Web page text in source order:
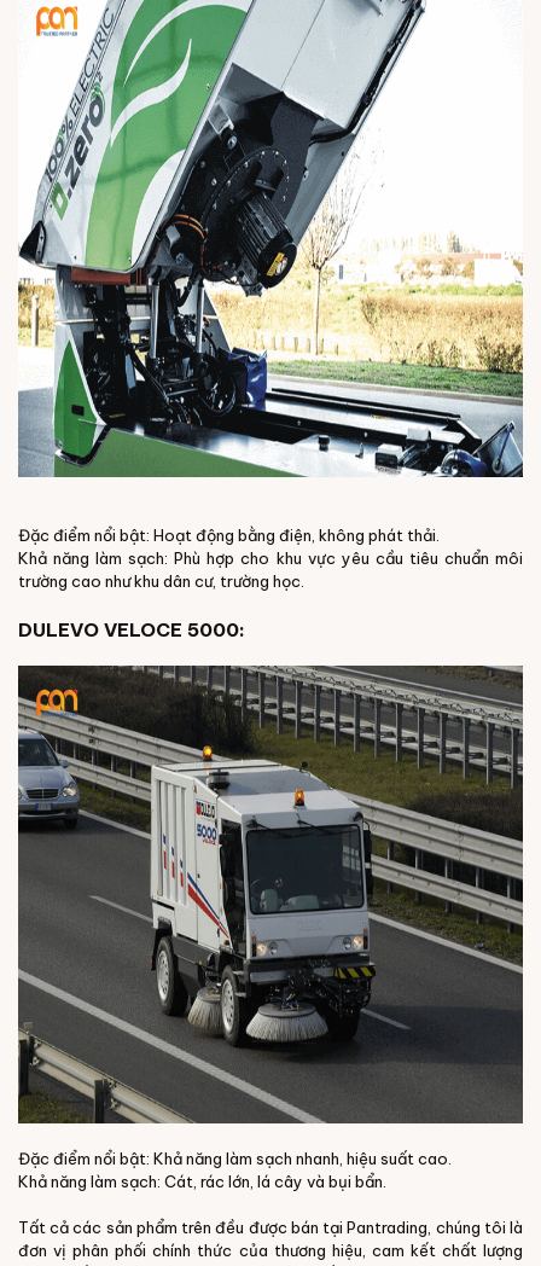
Đặc điểm nổi bật: Hoạt động bằng điện, không phát thải.
Khả năng làm sạch: Phù hợp cho khu vực yêu cầu tiêu chuẩn môi
trường cao như khu dân cư, trường học.
DULEVO VELOCE 5000:
Đặc điểm nổi bật: Khả năng làm sạch nhanh, hiệu suất cao.
Khả năng làm sạch: Cát, rác lớn, lá cây và bụi bẩn.
Tất cả các sản phẩm trên đều được bán tại Pantrading, chúng tôi là
đơn vị phân phối chính thức của thương hiệu, cam kết chất lượng